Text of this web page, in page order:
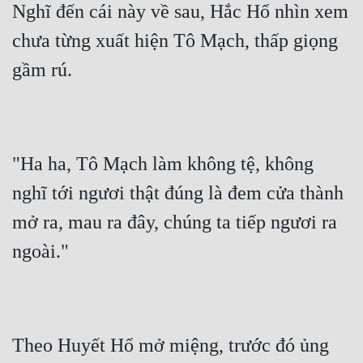
Nghĩ đến cái này về sau, Hắc Hổ nhìn xem
chưa từng xuất hiện Tô Mạch, thấp giọng
gầm rú.
"Ha ha, Tô Mạch làm không tệ, không
nghĩ tới ngươi thật đúng là đem cửa thành
mở ra, mau ra đây, chúng ta tiếp ngươi ra
ngoài."
Theo Huyết Hổ mở miệng, trước đó ủng